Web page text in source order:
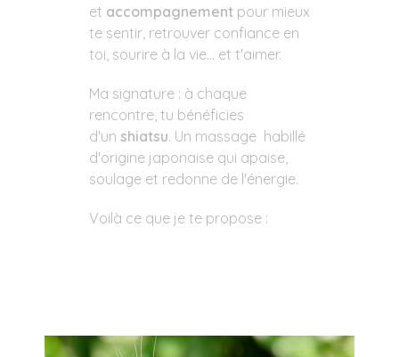
et accompagnement pour mieux
te sentir, retrouver confiance en
toi, sourire à la vie... et t'aimer.
Ma signature : à chaque
rencontre, tu bénéficies
d'un shiatsu. Un massage habillé
d'origine japonaise qui apaise,
soulage et redonne de l'énergie.
Voilà ce que je te propose :